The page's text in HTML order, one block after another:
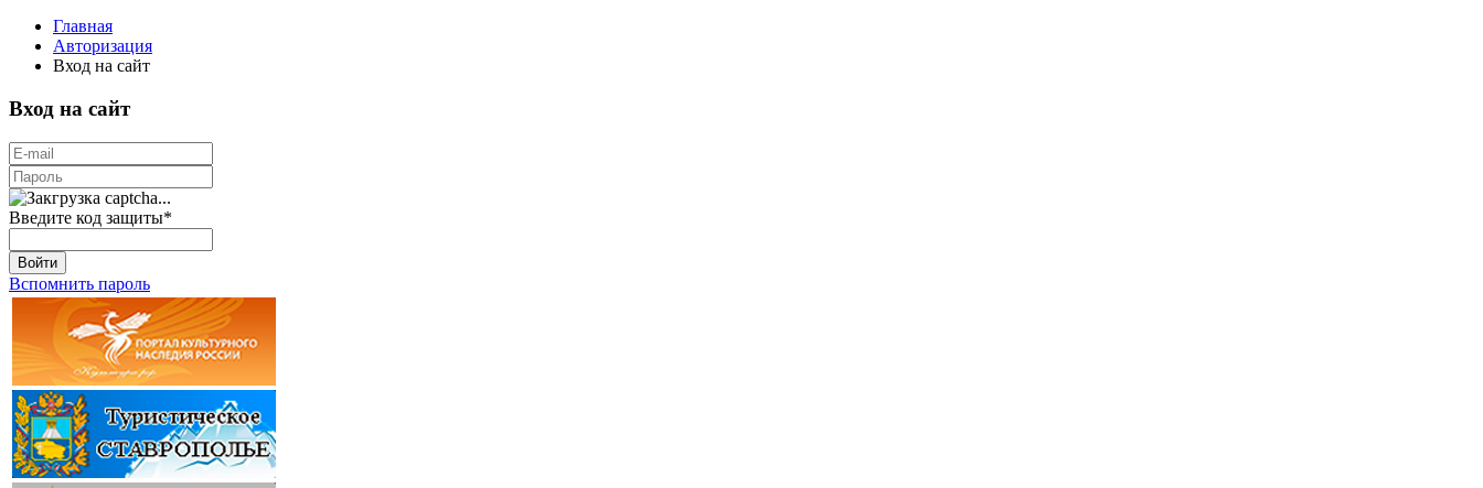
Главная
Авторизация
Вход на сайт
Вход на сайт
Введите код защиты*
Войти
Вспомнить пароль